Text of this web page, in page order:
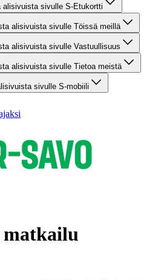
alisivuista sivulle S-Etukortti
alisivuista sivulle Töissä meillä
alisivuista sivulle Vastuullisuus
alisivuista sivulle Tietoa meistä
sivulle S-mobiili
matkailu